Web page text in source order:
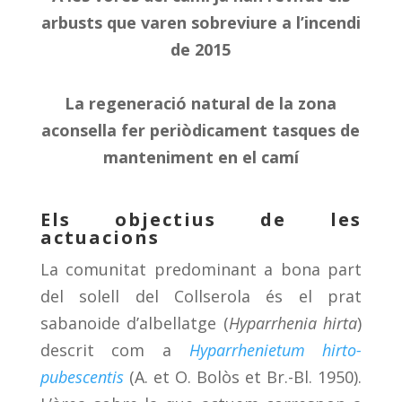
arbusts que varen sobreviure a l’incendi
de 2015
La regeneració natural de la zona
aconsella fer periòdicament tasques de
manteniment en el camí
Els objectius de les
actuacions
La comunitat predominant a bona part
del solell del Collserola és el prat
sabanoide d’albellatge (Hyparrhenia hirta)
descrit com a Hyparrhenietum hirto-
pubescentis(A. et O. Bolòs et Br.-Bl. 1950).